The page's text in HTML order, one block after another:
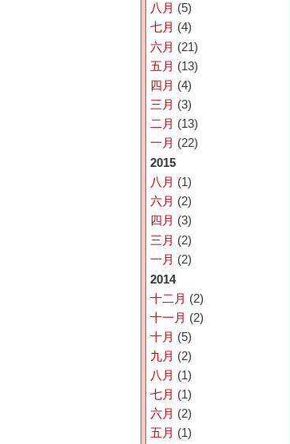
八月 (5)
七月 (4)
六月 (21)
五月 (13)
四月 (4)
三月 (3)
二月 (13)
一月 (22)
2015
八月 (1)
六月 (2)
四月 (3)
三月 (2)
一月 (2)
2014
十二月 (2)
十一月 (2)
十月 (5)
九月 (2)
八月 (1)
七月 (1)
六月 (2)
五月 (1)